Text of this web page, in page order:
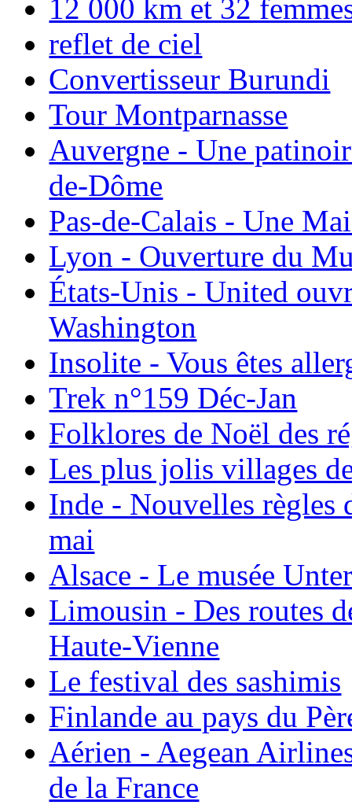
12 000 km et 32
reflet de ciel
Convertisseur Burundi
Tour Montparnasse
Auvergne - Une
de-Dôme
Pas-de-Calais - Une
Lyon - Ouverture du
États-Unis - United
Washington
Insolite - Vous êtes
Trek n°159 Déc-Jan
Folklores de Noël des
Les plus jolis villages
Inde - Nouvelles règles
mai
Alsace - Le musée
Limousin - Des routes
Haute-Vienne
Le festival des sashimis
Finlande au pays du
Aérien - Aegean
de la France